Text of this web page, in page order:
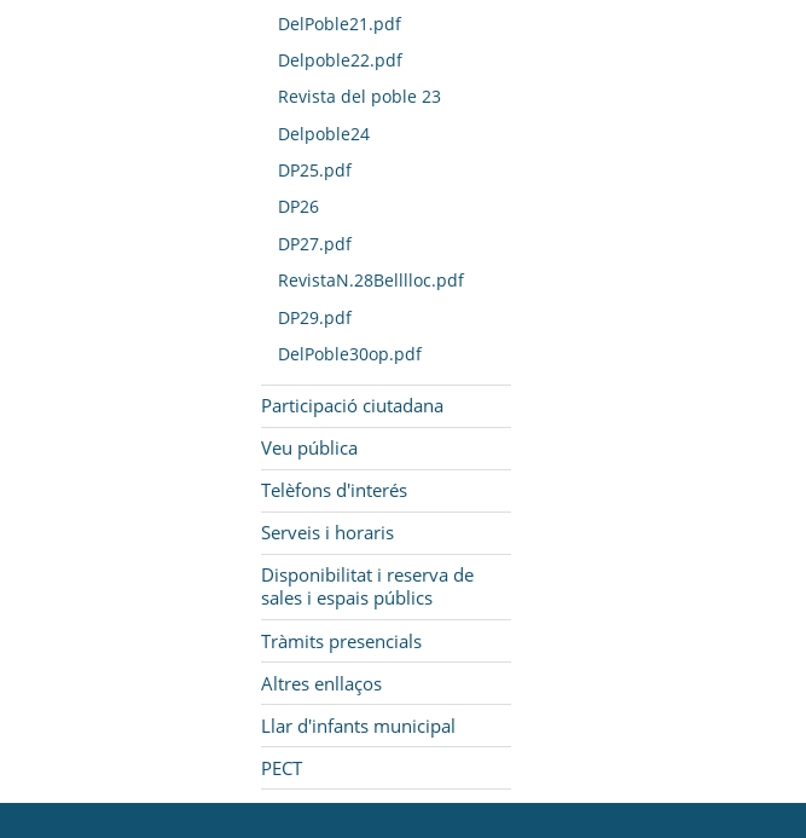
DelPoble21.pdf
Delpoble22.pdf
Revista del poble 23
Delpoble24
DP25.pdf
DP26
DP27.pdf
RevistaN.28Belllloc.pdf
DP29.pdf
DelPoble30op.pdf
Participació ciutadana
Veu pública
Telèfons d'interés
Serveis i horaris
Disponibilitat i reserva de
sales i espais públics
Tràmits presencials
Altres enllaços
Llar d'infants municipal
PECT